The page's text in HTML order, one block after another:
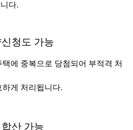
다.
청도 가능
에 중복으로 당첨되어 부적격 처
게 처리됩니다.
산 가능